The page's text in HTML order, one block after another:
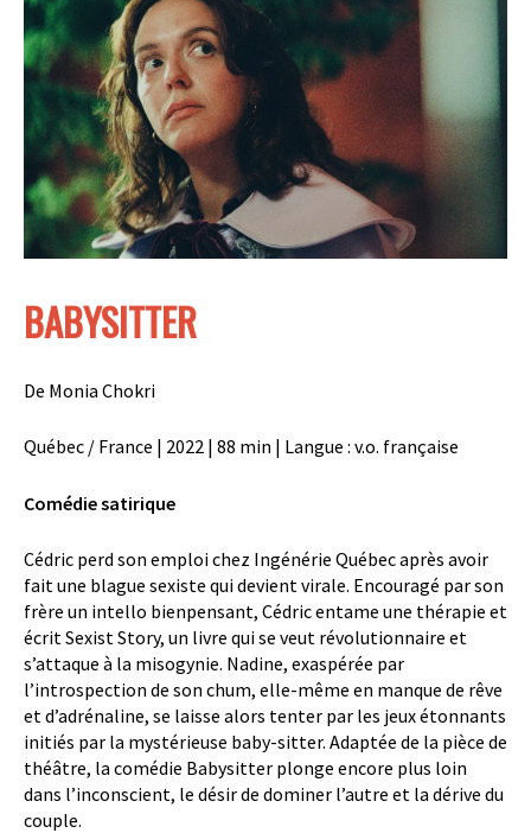
BABYSITTER
De Monia Chokri
Québec / France | 2022 | 88 min | Langue : v.o. française
Comédie satirique
Cédric perd son emploi chez Ingénérie Québec après avoir
fait une blague sexiste qui devient virale. Encouragé par son
frère un intello bienpensant, Cédric entame une thérapie et
écrit Sexist Story, un livre qui se veut révolutionnaire et
s’attaque à la misogynie. Nadine, exaspérée par
l’introspection de son chum, elle-même en manque de rêve
et d’adrénaline, se laisse alors tenter par les jeux étonnants
initiés par la mystérieuse baby-sitter. Adaptée de la pièce de
théâtre, la comédie Babysitter plonge encore plus loin
dans l’inconscient, le désir de dominer l’autre et la dérive du
couple.